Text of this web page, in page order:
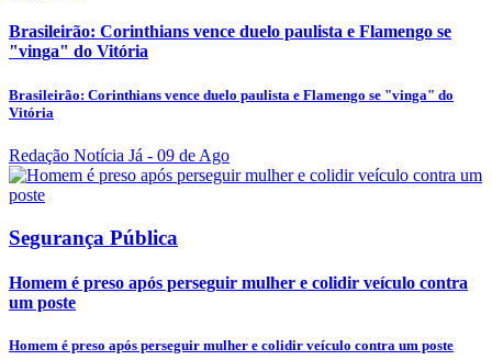
Brasileirão: Corinthians vence duelo paulista e Flamengo se
"vinga" do Vitória
Brasileirão: Corinthians vence duelo paulista e Flamengo se "vinga" do
Vitória
Redação Notícia Já - 09 de Ago
Segurança Pública
Homem é preso após perseguir mulher e colidir veículo contra
um poste
Homem é preso após perseguir mulher e colidir veículo contra um poste